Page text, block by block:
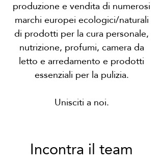
produzione e vendita di numerosi
marchi europei ecologici/naturali
di prodotti per la cura personale,
nutrizione, profumi, camera da
letto e arredamento e prodotti
essenziali per la pulizia.
Unisciti a noi.
Incontra il team